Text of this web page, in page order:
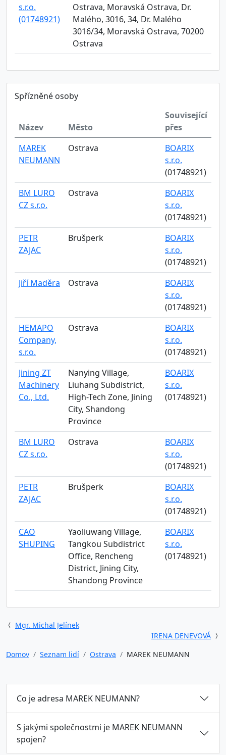
s.r.o.
(01748921)
Ostrava, Moravská Ostrava, Dr.
Malého, 3016, 34, Dr. Malého
3016/34, Moravská Ostrava, 70200
Ostrava
Spřízněné osoby
Název Město
Související
přes
MAREK
NEUMANN
Ostrava
BOARIX
s.r.o.
(01748921)
BM LURO
CZ s.r.o.
Ostrava
BOARIX
s.r.o.
(01748921)
PETR
ZAJAC
Brušperk
BOARIX
s.r.o.
(01748921)
Jiří Maděra
Ostrava
BOARIX
s.r.o.
(01748921)
HEMAPO
Company,
s.r.o.
Ostrava
BOARIX
s.r.o.
(01748921)
Jining ZT
Machinery
Co., Ltd.
Nanying Village,
Liuhang Subdistrict,
High-Tech Zone, Jining
City, Shandong
Province
BOARIX
s.r.o.
(01748921)
BM LURO
CZ s.r.o.
Ostrava
BOARIX
s.r.o.
(01748921)
PETR
ZAJAC
Brušperk
BOARIX
s.r.o.
(01748921)
CAO
SHUPING
Yaoliuwang Village,
Tangkou Subdistrict
Office, Rencheng
District, Jining City,
Shandong Province
BOARIX
s.r.o.
(01748921)
Mgr. Michal Jelínek
IRENA DENEVOVÁ
Domov
Seznam lidí Ostrava MAREK NEUMANN
Co je adresa MAREK NEUMANN?
S jakými společnostmi je MAREK NEUMANN
spojen?